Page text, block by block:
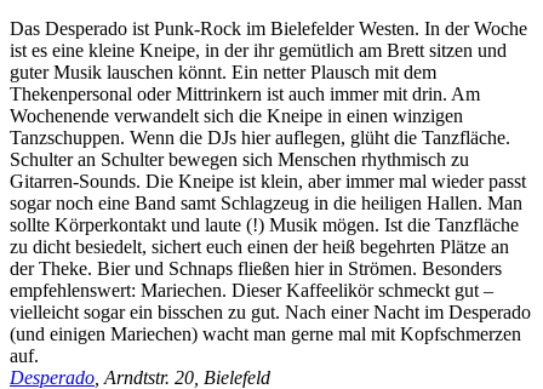
Das Desperado ist Punk-Rock im Bielefelder Westen. In der Woche
ist es eine kleine Kneipe, in der ihr gemütlich am Brett sitzen und
guter Musik lauschen könnt. Ein netter Plausch mit dem
Thekenpersonal oder Mittrinkern ist auch immer mit drin. Am
Wochenende verwandelt sich die Kneipe in einen winzigen
Tanzschuppen. Wenn die DJs hier auflegen, glüht die Tanzfläche.
Schulter an Schulter bewegen sich Menschen rhythmisch zu
Gitarren-Sounds. Die Kneipe ist klein, aber immer mal wieder passt
sogar noch eine Band samt Schlagzeug in die heiligen Hallen. Man
sollte Körperkontakt und laute (!) Musik mögen. Ist die Tanzfläche
zu dicht besiedelt, sichert euch einen der heiß begehrten Plätze an
der Theke. Bier und Schnaps fließen hier in Strömen. Besonders
empfehlenswert: Mariechen. Dieser Kaffeelikör schmeckt gut –
vielleicht sogar ein bisschen zu gut. Nach einer Nacht im Desperado
(und einigen Mariechen) wacht man gerne mal mit Kopfschmerzen
auf.
Desperado , Arndtstr. 20, Bielefeld